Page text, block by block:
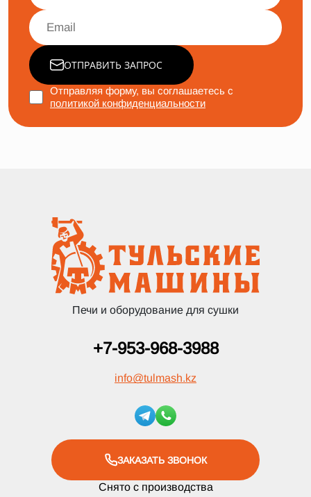
ОТПРАВИТЬ ЗАПРОС
Отправляя форму, вы соглашаетесь с
политикой конфиденциальности
Печи и оборудование для сушки
+7-953-968-3988
info@tulmash.kz
ЗАКАЗАТЬ ЗВОНОК
Снято с производства